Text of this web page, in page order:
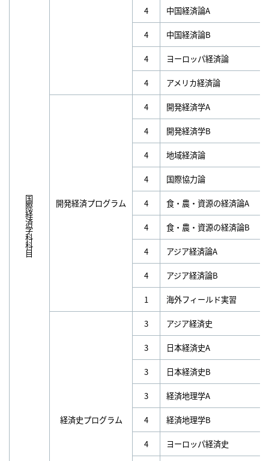
国際経済学科科目
4 中国経済論A
4 中国経済論B
4 ヨーロッパ経済論
4 アメリカ経済論
開発経済プログラム
4 開発経済学A
4 開発経済学B
4 地域経済論
4 国際協力論
4 食・農・資源の経済論A
4 食・農・資源の経済論B
4 アジア経済論A
4 アジア経済論B
1 海外フィールド実習
経済史プログラム
3 アジア経済史
3 日本経済史A
3 日本経済史B
3 経済地理学A
4 経済地理学B
4 ヨーロッパ経済史